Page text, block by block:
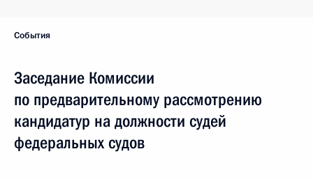
События
Заседание Комиссии
по предварительному рассмотрению
кандидатур на должности судей
федеральных судов